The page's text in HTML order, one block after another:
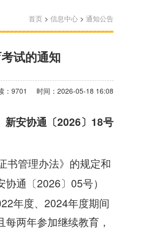
首页 > 信息中心 > 通知公告
试的通知
：9701 时间：2026-05-18 16:08
新安协通〔2026 〕 18号
书管理办法》的规定和
协通〔2026〕 05号）
年度、 2024年度期间
两年参加继续教育，